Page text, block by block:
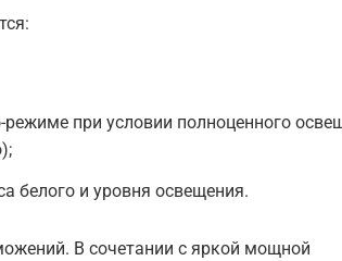
при условии полноценного
белого и уровня освещения.
В сочетании с яркой мощной